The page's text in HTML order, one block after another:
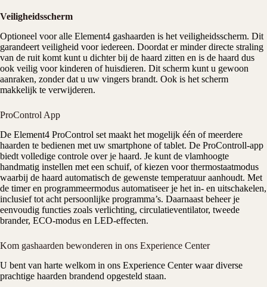
Veiligheidsscherm
Optioneel voor alle Element4 gashaarden is het veiligheidsscherm. Dit
garandeert veiligheid voor iedereen. Doordat er minder directe straling
van de ruit komt kunt u dichter bij de haard zitten en is de haard dus
ook veilig voor kinderen of huisdieren. Dit scherm kunt u gewoon
aanraken, zonder dat u uw vingers brandt. Ook is het scherm
makkelijk te verwijderen.
ProControl App
De Element4 ProControl set maakt het mogelijk één of meerdere
haarden te bedienen met uw smartphone of tablet. De ProControll-app
biedt volledige controle over je haard. Je kunt de vlamhoogte
handmatig instellen met een schuif, of kiezen voor thermostaatmodus
waarbij de haard automatisch de gewenste temperatuur aanhoudt. Met
de timer en programmeermodus automatiseer je het in- en uitschakelen,
inclusief tot acht persoonlijke programma’s. Daarnaast beheer je
eenvoudig functies zoals verlichting, circulatieventilator, tweede
brander, ECO-modus en LED-effecten.
Kom gashaarden bewonderen in ons Experience Center
U bent van harte welkom in ons Experience Centerwaar diverse
prachtige haarden brandend opgesteld staan.